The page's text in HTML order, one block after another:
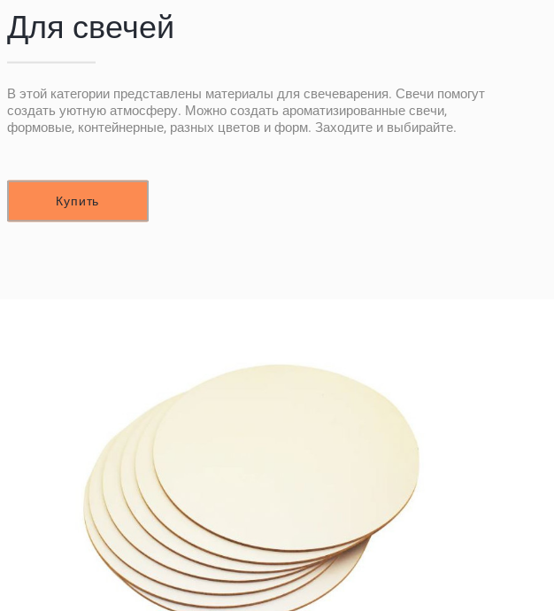
Для свечей
В этой категории представлены материалы для свечеварения. Свечи помогут
создать уютную атмосферу. Можно создать ароматизированные свечи,
формовые, контейнерные, разных цветов и форм. Заходите и выбирайте.
Купить